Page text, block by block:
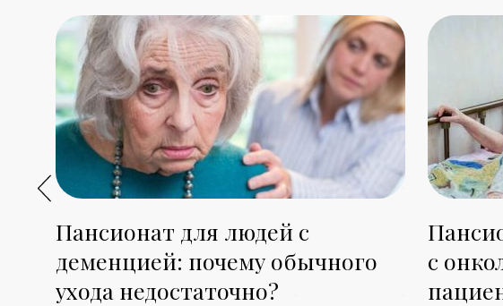
Пансионат для людей с
деменцией: почему обычного
ухода недостаточно?
с